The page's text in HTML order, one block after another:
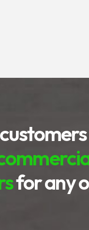
for any